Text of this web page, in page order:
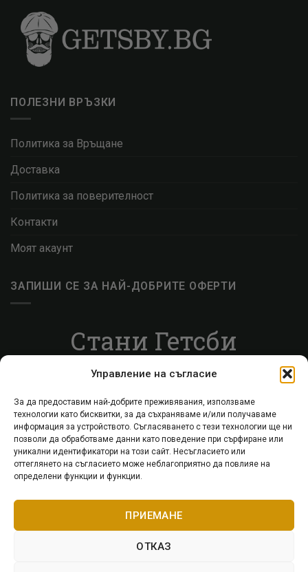
Управление на съгласие
За да предоставим най-добрите преживявания, използваме
технологии като бисквитки, за да съхраняваме и/или получаваме
информация за устройството. Съгласяването с тези технологии ще ни
позволи да обработваме данни като поведение при сърфиране или
уникални идентификатори на този сайт. Несъгласието или
оттеглянето на съгласието може неблагоприятно да повлияе на
определени функции и функции.
ПРИЕМАНЕ
ОТКАЗ
ПОЛЕЗНИ ВРЪЗКИ
Политика за Връщане
Доставка
Политика за поверителност
Контакти
Моят акаунт
ЗАПИШИ СЕ ЗА НАЙ-ДОБРИТЕ ОФЕРТИ
Стани Гетсби
Запиши се за ВИП листата, за да получаваш
Запиши се
ПОЛИТИКА ЗА ВРЪЩАНЕ
ПОЛИТИКА ЗА ПОВЕРИТЕЛНОСТ
КОНТАКТИ МОЯТ АКАУНТ
Copyright 2026 © Getsby.bg · Доставка с Еконт от EU склад ·